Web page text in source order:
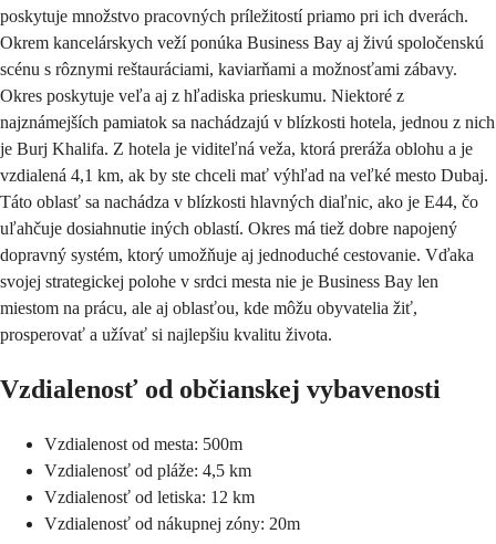
poskytuje množstvo pracovných príležitostí priamo pri ich dverách.
Okrem kancelárskych veží ponúka Business Bay aj živú spoločenskú
scénu s rôznymi reštauráciami, kaviarňami a možnosťami zábavy.
Okres poskytuje veľa aj z hľadiska prieskumu. Niektoré z
najznámejších pamiatok sa nachádzajú v blízkosti hotela, jednou z nich
je Burj Khalifa. Z hotela je viditeľná veža, ktorá preráža oblohu a je
vzdialená 4,1 km, ak by ste chceli mať výhľad na veľké mesto Dubaj.
Táto oblasť sa nachádza v blízkosti hlavných diaľnic, ako je E44, čo
uľahčuje dosiahnutie iných oblastí. Okres má tiež dobre napojený
dopravný systém, ktorý umožňuje aj jednoduché cestovanie. Vďaka
svojej strategickej polohe v srdci mesta nie je Business Bay len
miestom na prácu, ale aj oblasťou, kde môžu obyvatelia žiť,
prosperovať a užívať si najlepšiu kvalitu života.
Vzdialenosť od občianskej vybavenosti
Vzdialenost od mesta: 500m
Vzdialenosť od pláže: 4,5 km
Vzdialenosť od letiska: 12 km
Vzdialenosť od nákupnej zóny: 20m